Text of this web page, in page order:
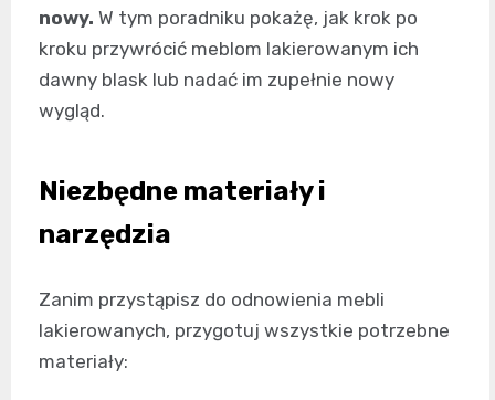
nowy. W tym poradniku pokażę, jak krok po
kroku przywrócić meblom lakierowanym ich
dawny blask lub nadać im zupełnie nowy
wygląd.
Niezbędne materiały i
narzędzia
Zanim przystąpisz do odnowienia mebli
lakierowanych, przygotuj wszystkie potrzebne
materiały: